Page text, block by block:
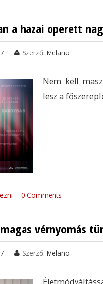
a hazai operett
Szerző: Melano
Nem kell
lesz a
0 Comments
vérnyomás
Szerző: Melano